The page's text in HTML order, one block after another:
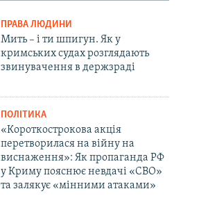
ПРАВА ЛЮДИНИ
Мить – і ти шпигун. Як у
кримських судах розглядають
звинувачення в держзраді
ПОЛІТИКА
«Короткострокова акція
перетворилася на війну на
виснаження»: Як пропаганда РФ
у Криму пояснює невдачі «СВО»
та залякує «мінними атаками»